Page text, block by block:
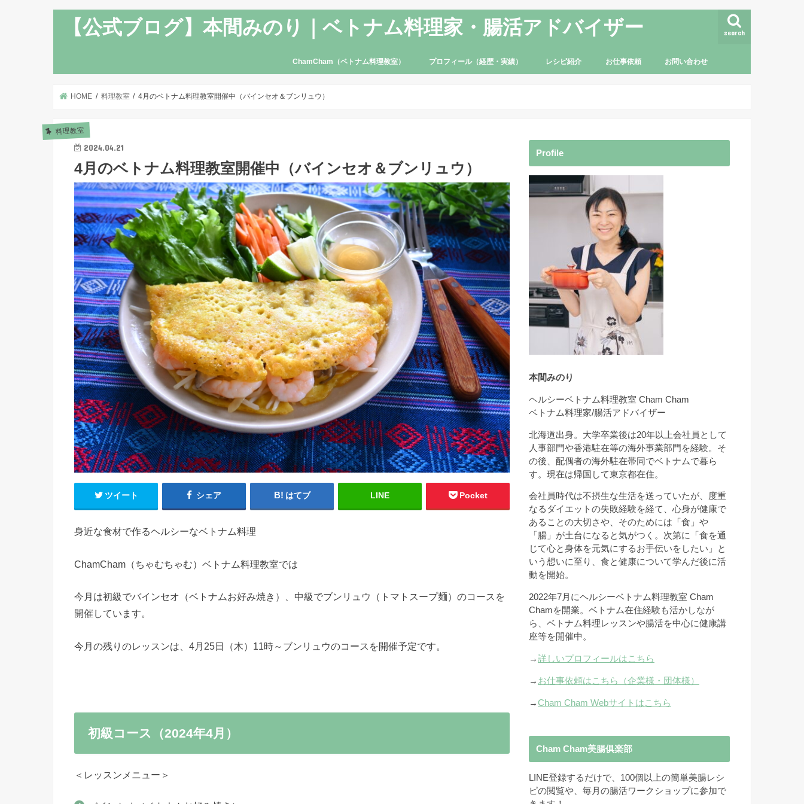
【公式ブログ】本間みのり｜ベトナム料理家・腸活アドバイザー search
ChamCham（ベトナム料理教室） プロフィール（経歴・実績） レシピ紹介 お仕事依頼 お問い合わせ
HOME 料理教室 4月のベトナム料理教室開催中（バインセオ＆ブンリュウ）
料理教室
2024.04.21
4月のベトナム料理教室開催中（バインセオ＆ブンリュウ）
ツイート シェア はてブ LINE Pocket
身近な食材で作るヘルシーなベトナム料理
ChamCham（ちゃむちゃむ）ベトナム料理教室では
今月は初級でバインセオ（ベトナムお好み焼き）、中級でブンリュウ（トマトスープ麺）のコースを
開催しています。
今月の残りのレッスンは、4月25日（木）11時～ブンリュウのコースを開催予定です。
初級コース（2024年4月）
＜レッスンメニュー＞
Profile
本間みのり
ヘルシーベトナム料理教室 Cham Cham
ベトナム料理家/腸活アドバイザー
北海道出身。大学卒業後は20年以上会社員として
人事部門や香港駐在等の海外事業部門を経験。そ
の後、配偶者の海外駐在帯同でベトナムで暮ら
す。現在は帰国して東京都在住。
会社員時代は不摂生な生活を送っていたが、度重
なるダイエットの失敗経験を経て、心身が健康で
あることの大切さや、そのためには「食」や
「腸」が土台になると気がつく。次第に「食を通
じて心と身体を元気にするお手伝いをしたい」と
いう想いに至り、食と健康について学んだ後に活
動を開始。
2022年7月にヘルシーベトナム料理教室 Cham
Chamを開業。ベトナム在住経験も活かしなが
ら、ベトナム料理レッスンや腸活を中心に健康講
座等を開催中。
→詳しいプロフィールはこちら
→ お仕事依頼はこちら（企業様・団体様）
→Cham Cham Webサイトはこちら
Cham Cham美腸俱楽部
LINE登録するだけで、100個以上の簡単美腸レシ
ピの閲覧や、毎月の腸活ワークショップに参加で